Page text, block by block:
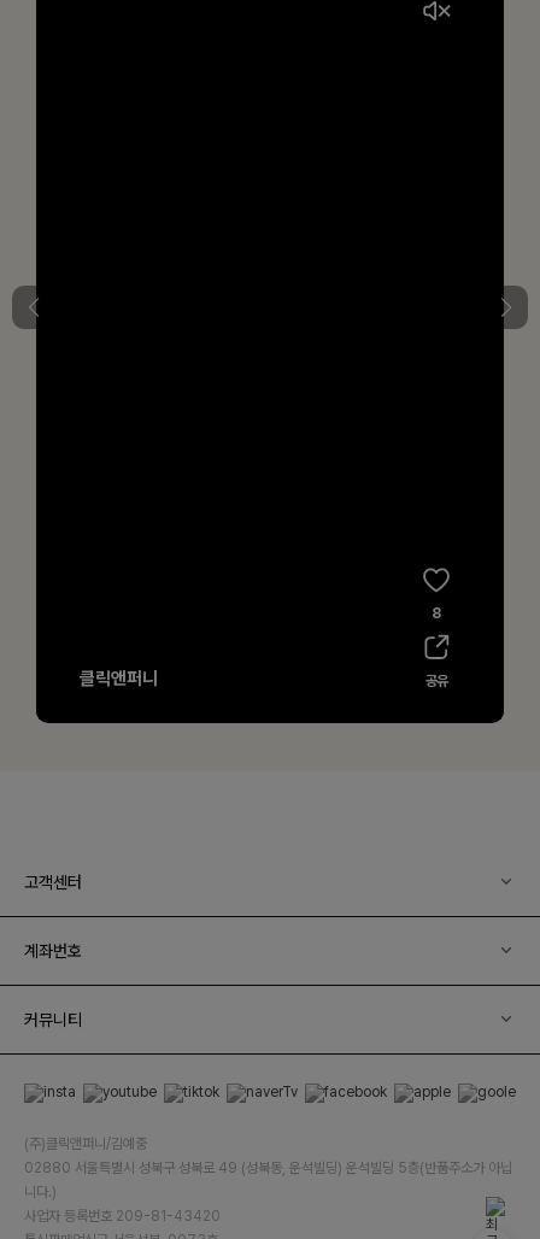
고객센터
계좌번호
커뮤니티
(주)클릭앤퍼니/김예중
02880 서울특별시 성북구 성북로 49 (성북동, 운석빌딩) 운석빌딩 5층(반품주소가 아닙
니다.)
사업자 등록번호 209-81-43420